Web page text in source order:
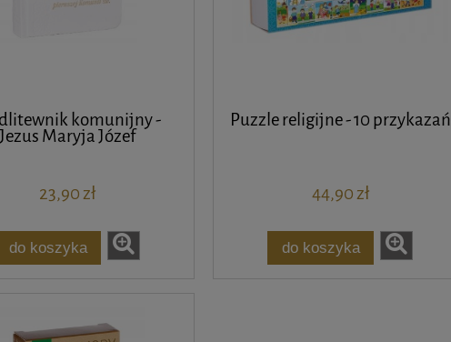
komunijny -
Jezus Maryja Józef
23,90 zł
do koszyka
Puzzle religijne - 10 przykazań
44,90 zł
do koszyka